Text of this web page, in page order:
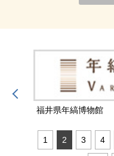
福井県年縞博物館
1 2 3 4